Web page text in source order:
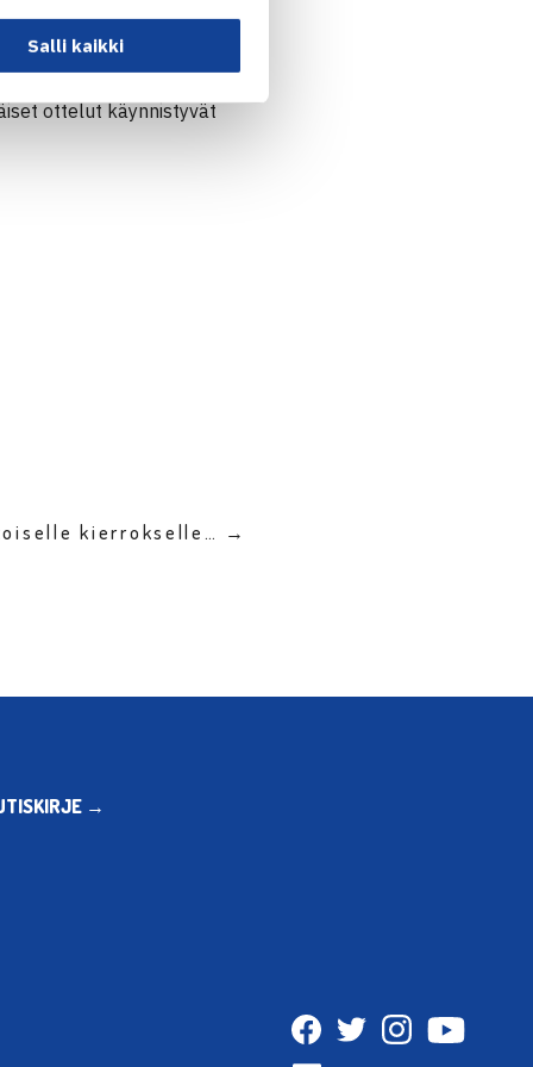
Salli kaikkisijoitettu
Nuutinen arvottiin
ottelut käynnistyvät
kierrokselle… →
→